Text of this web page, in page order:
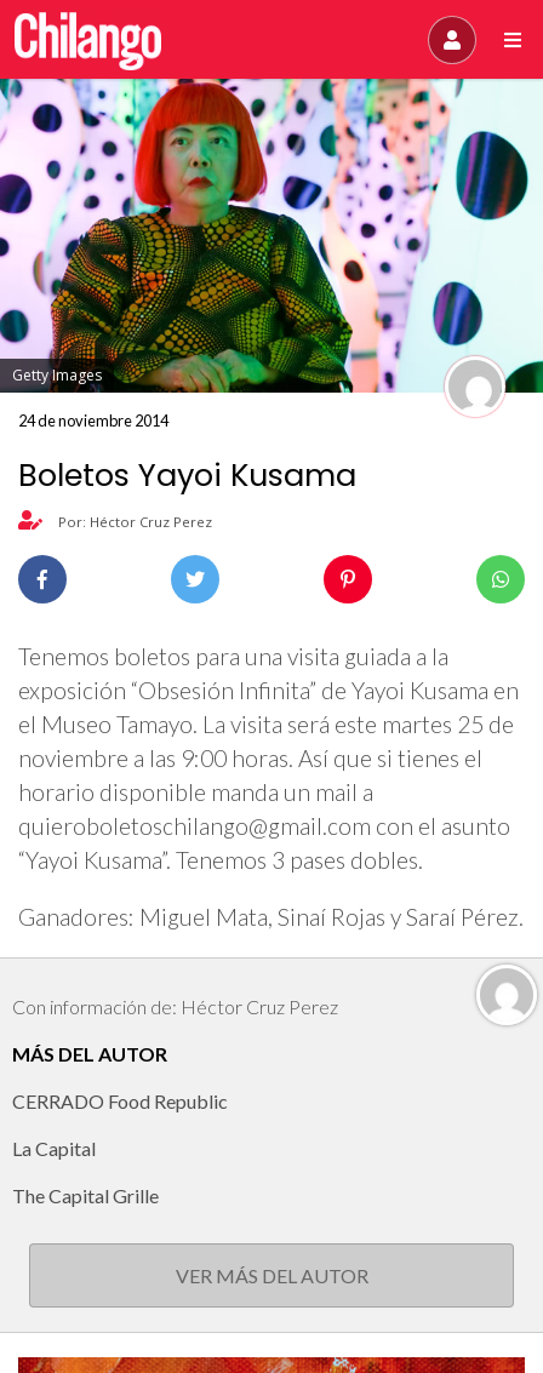
Getty Images
24 de noviembre 2014
Boletos Yayoi Kusama
Por: Héctor Cruz Perez
Tenemos boletos para una visita guiada a la
exposición “Obsesión Infinita” de Yayoi Kusama en
el Museo Tamayo. La visita será este martes 25 de
noviembre a las 9:00 horas. Así que si tienes el
horario disponible manda un mail a
quieroboletoschilango@gmail.com con el asunto
“Yayoi Kusama”. Tenemos 3 pases dobles.
Ganadores: Miguel Mata, Sinaí Rojas y Saraí Pérez.
Con información de: Héctor Cruz Perez
MÁS DEL AUTOR
CERRADO Food Republic
La Capital
The Capital Grille
VER MÁS DEL AUTOR